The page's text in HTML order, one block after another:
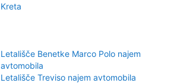
Kreta
Letališče Benetke Marco Polo najem
avtomobila
Letališče Treviso najem avtomobila